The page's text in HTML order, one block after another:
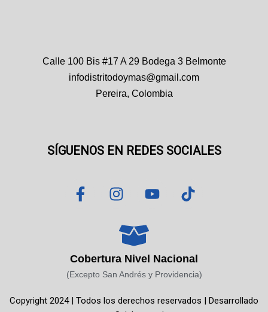
Calle 100 Bis #17 A 29 Bodega 3 Belmonte
infodistritodoymas@gmail.com
Pereira, Colombia
SÍGUENOS EN REDES SOCIALES
F
a
o
o
-
I
n
t
a
g
r
m
Y
o
b
e
T
i
k
Cobertura Nivel Nacional
(Excepto San Andrés y Providencia)
Copyright 2024 | Todos los derechos reservados | Desarrollado